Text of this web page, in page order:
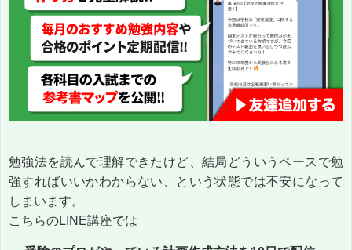
勉強法を読んで理解できたけど、結局どういうペースで勉
強すればいいかわからない、という状態では不安になって
しまいます。
こちらのLINE講座では